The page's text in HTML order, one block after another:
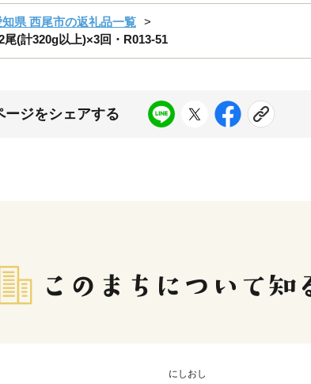
知県 西尾市の返礼品一覧
尾(計320g以上)×3回・R013-51
ージをシェアする
にしおし